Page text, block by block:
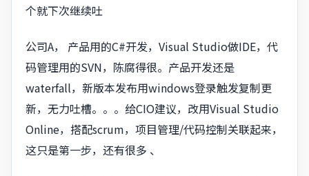
个就下次继续吐
公司A， 产品用的C#开发，Visual Studio做IDE，代
码管理用的SVN，陈腐得很。产品开发还是
waterfall，新版本发布用windows登录触发复制更
新，无力吐槽。。。给CIO建议，改用Visual Studio
Online，搭配scrum，项目管理/代码控制关联起来，
这只是第一步，还有很多 、